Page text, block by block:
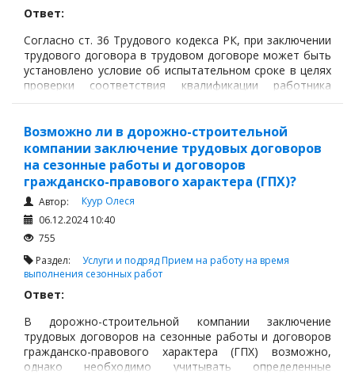
Ответ:
Согласно ст. 36 Трудового кодекса РК, при заключении
трудового договора в трудовом договоре может быть
установлено условие об испытательном сроке в целях
проверки соответствия квалификации работника
поручаемой работе. Испытательный срок начинается с
Возможно ли в дорожно-строительной
компании заключение трудовых договоров
на сезонные работы и договоров
гражданско-правового характера (ГПХ)?
Автор:
Куур Олеся
06.12.2024 10:40
755
Раздел: Услуги и подрядПрием на работу на время
выполнения сезонных работ
Ответ:
В дорожно-строительной компании заключение
трудовых договоров на сезонные работы и договоров
гражданско-правового характера (ГПХ) возможно,
однако необходимо учитывать определенные